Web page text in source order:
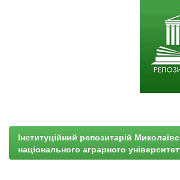
Інституційний репозитарій
національного аграрного